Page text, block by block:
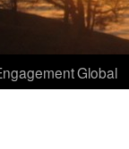
Global